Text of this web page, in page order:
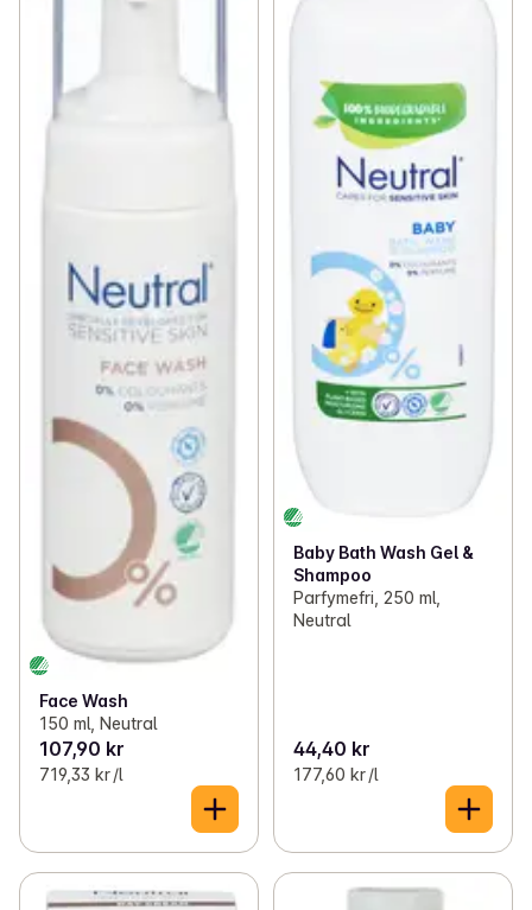
Face Wash
150 ml, Neutral
107,90 kr
719,33 kr /l
Baby Bath Wash Gel &
Shampoo
Parfymefri, 250 ml,
Neutral
44,40 kr
177,60 kr /l